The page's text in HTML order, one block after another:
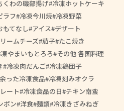
くわの磯部揚げ 冷凍ホットケーキ
ラフ 冷凍今川焼 冷凍野菜
もてなし アイス デザート
ームチーズ 茄子 たこ焼き
やまいもとろろ その他 各国料理
冷凍肉だんご 冷凍鶏団子
余った冷凍食品 冷凍刻みオクラ
ート 冷凍食品の日 チキン南蛮
ポン 洋食 麺類 冷凍きざみねぎ